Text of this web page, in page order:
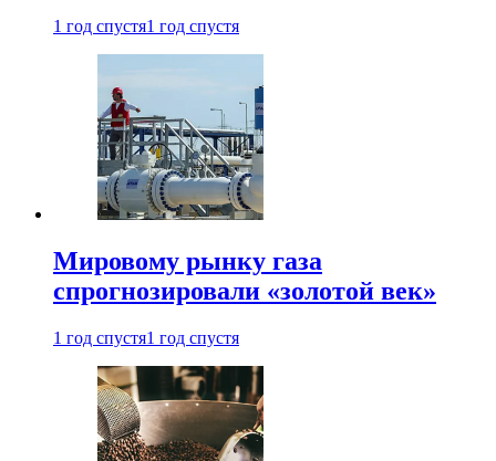
1 год спустя1 год спустя
Мировому рынку газа
спрогнозировали «золотой век»
1 год спустя1 год спустя